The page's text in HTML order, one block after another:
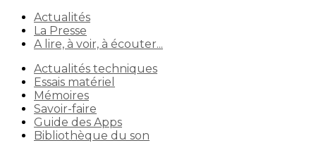
Actualités
La Presse
A lire, à voir, à écouter...
Actualités techniques
Essais matériel
Mémoires
Savoir-faire
Guide des Apps
Bibliothèque du son